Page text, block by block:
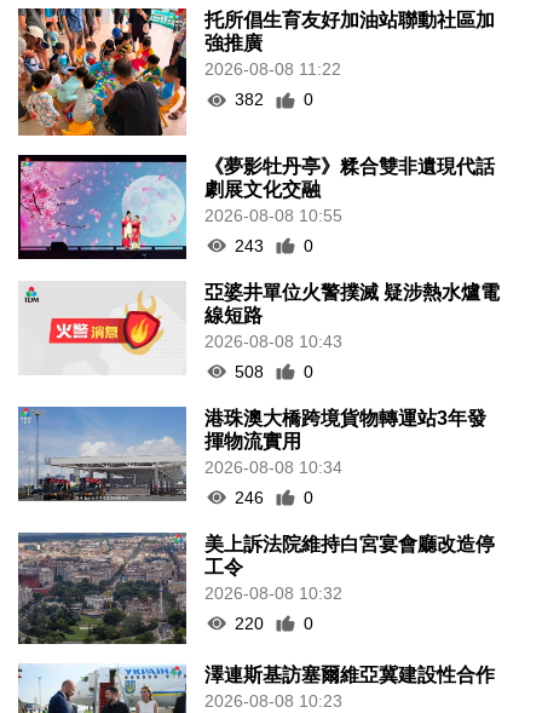
托所倡生育友好加油站聯動社區加
強推廣
2026-08-08 11:22
382
0
《夢影牡丹亭》糅合雙非遺現代話
劇展文化交融
2026-08-08 10:55
243
0
亞婆井單位火警撲滅 疑涉熱水爐電
線短路
2026-08-08 10:43
508
0
港珠澳大橋跨境貨物轉運站3年發
揮物流實用
2026-08-08 10:34
246
0
美上訴法院維持白宮宴會廳改造停
工令
2026-08-08 10:32
220
0
澤連斯基訪塞爾維亞冀建設性合作
2026-08-08 10:23